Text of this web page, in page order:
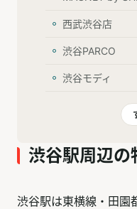
西武渋谷店
渋谷PARCO
渋谷モディ
渋谷駅周辺の
渋谷駅は東横線・田園